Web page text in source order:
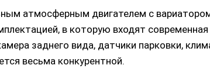
атмосферным двигателем с
в которую входят
заднего вида, датчики парковки,
весьма конкурентной.